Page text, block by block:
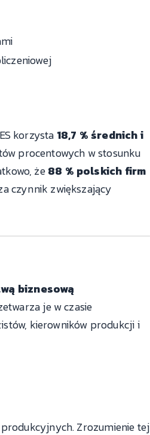
korzysta 18,7 % średnich i
procentowych w stosunku
że88 % polskich firm
czynnik zwiększający
biznesową
je w czasie
kierowników produkcji i
Zrozumienie tej